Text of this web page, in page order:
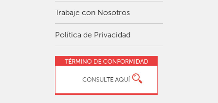
Trabaje con Nosotros
Política de Privacidad